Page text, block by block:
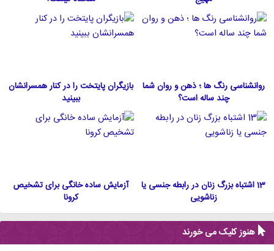
روانشناسی رنگ ها ؛ ذهن و روان شما
چند ساله است؟
بازیگران پایتخت را در کنار همسرانشان
ببینید
13 اشتباه بزرگ زنان در رابطه جنسی یا
زناشویی
آزمایش ساده خانگی برای تشخیص
کرونا
هنوز کلیک می خورند